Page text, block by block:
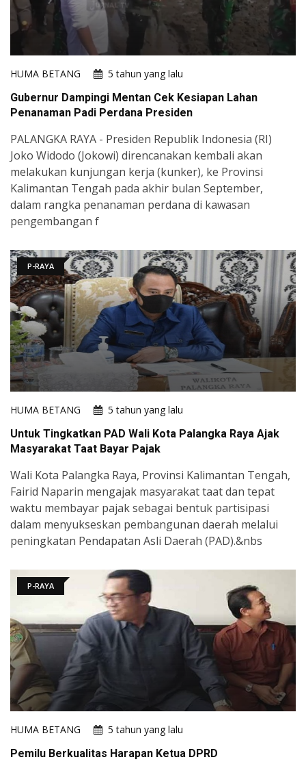
HUMA BETANG
5 tahun yang lalu
Gubernur Dampingi Mentan Cek Kesiapan Lahan
Penanaman Padi Perdana Presiden
PALANGKA RAYA - Presiden Republik Indonesia (RI)
Joko Widodo (Jokowi) direncanakan kembali akan
melakukan kunjungan kerja (kunker), ke Provinsi
Kalimantan Tengah pada akhir bulan September,
dalam rangka penanaman perdana di kawasan
pengembangan f
P-RAYA
HUMA BETANG
5 tahun yang lalu
Untuk Tingkatkan PAD Wali Kota Palangka Raya Ajak
Masyarakat Taat Bayar Pajak
Wali Kota Palangka Raya, Provinsi Kalimantan Tengah,
Fairid Naparin mengajak masyarakat taat dan tepat
waktu membayar pajak sebagai bentuk partisipasi
dalam menyukseskan pembangunan daerah melalui
peningkatan Pendapatan Asli Daerah (PAD).&nbs
P-RAYA
HUMA BETANG
5 tahun yang lalu
Pemilu Berkualitas Harapan Ketua DPRD